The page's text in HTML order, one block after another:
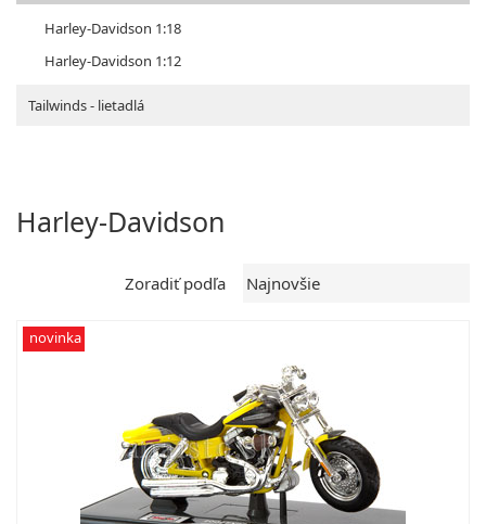
Harley-Davidson 1:18
Harley-Davidson 1:12
Tailwinds - lietadlá
Harley-Davidson
Zoradiť podľa
novinka